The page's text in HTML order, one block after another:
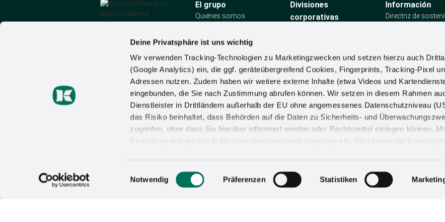
Deine Privatsphäre ist uns wichtig
Wir verwenden Tracking-Technologien zu Marketingzwecken und setzen hierzu auch
(Google Analytics) ein, die ggf. geräteübergreifend Cookies, Fingerprints, Tracking-Pixel
Adressen nutzen. Zudem haben wir weitere externe Inhalte (etwa Videos und
eingebunden, die Sie nach Zustimmung abrufen können. Wir setzen in diesem Rahmen
Dienstleister in Drittländern außerhalb der EU ohne angemessenes Datenschutzniveau
das Risiko beinhaltet, dass Behörden auf die Daten zu Sicherheits- und
zugreifen, ohne dass Sie hierüber informiert werden oder Rechtsmittel einlegen können.
Einstellung willigen Sie in die oben beschriebenen Vorgänge ein. Sie können die
Einwilligungsauswahl
Notwendig Präferenzen Statistiken
Mindener Str. 208
49152 Bad Essen
Correo electrónico:
El grupo
Quiénes somos
Divisiones
corporativas
Automotive
Equipamiento de tiendas
Ergonomic
Información
Directriz de
Requisitos de
material
Política de empresa
Información sobre
incidente
procedimiento de
reclamación
CONDICIONES GENERALES PROTECCIÓN DE DATOS AVISO LEGAL CONFIGURACIÓN DE COOKIES